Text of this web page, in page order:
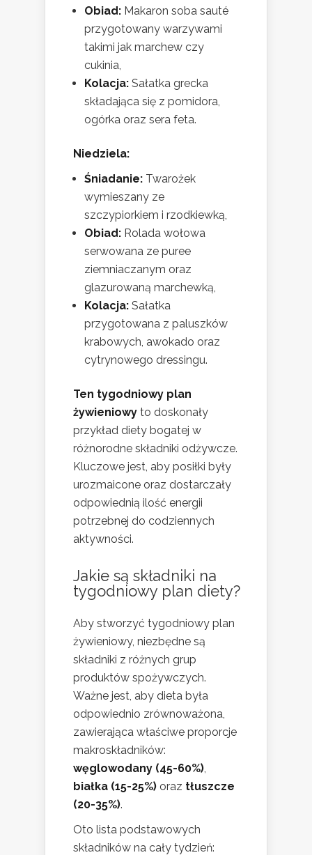
Obiad: Makaron soba sauté
przygotowany warzywami
takimi jak marchew czy
cukinia,
Kolacja: Sałatka grecka
składająca się z pomidora,
ogórka oraz sera feta.
Niedziela:
Śniadanie: Twarożek
wymieszany ze
szczypiorkiem i rzodkiewką,
Obiad: Rolada wołowa
serwowana ze puree
ziemniaczanym oraz
glazurowaną marchewką,
Kolacja: Sałatka
przygotowana z paluszków
krabowych, awokado oraz
cytrynowego dressingu.
Ten tygodniowy plan
żywieniowy to doskonały
przykład diety bogatej w
różnorodne składniki odżywcze.
Kluczowe jest, aby posiłki były
urozmaicone oraz dostarczały
odpowiednią ilość energii
potrzebnej do codziennych
aktywności.
Jakie są składniki na
tygodniowy plan diety?
Aby stworzyć tygodniowy plan
żywieniowy, niezbędne są
składniki z różnych grup
produktów spożywczych.
Ważne jest, aby dieta była
odpowiednio zrównoważona,
zawierająca właściwe proporcje
makroskładników:
węglowodany (45-60%),
białka (15-25%) oraz tłuszcze
(20-35%).
Oto lista podstawowych
składników na cały tydzień: